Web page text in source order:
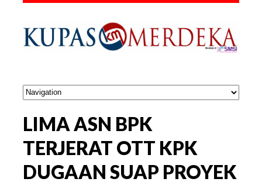
LIMA ASN BPK
TERJERAT OTT KPK
DUGAAN SUAP PROYEK